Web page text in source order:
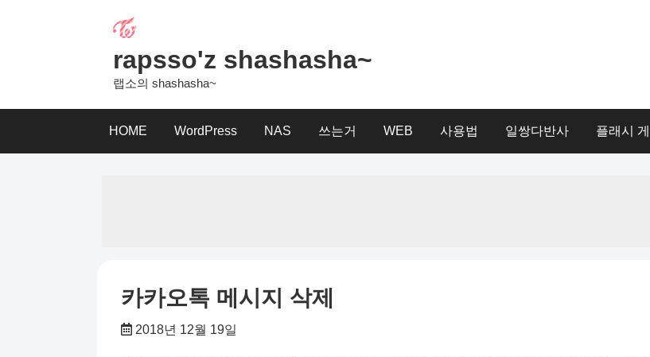
rapsso'z shashasha~
랩소의 shashasha~
HOME WordPress NAS 쓰는거 WEB 사용법 일쌍다반사 플래시
카카오톡 메시지 삭제
2018년 12월 19일